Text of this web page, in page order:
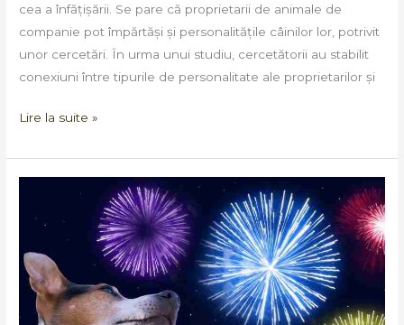
cea a înfățișării. Se pare că proprietarii de animale de
companie pot împărtăși și personalitățile câinilor lor, potrivit
unor cercetări. În urma unui studiu, cercetătorii au stabilit
conexiuni între tipurile de personalitate ale proprietarilor și
Lire la suite »
și
artificiile